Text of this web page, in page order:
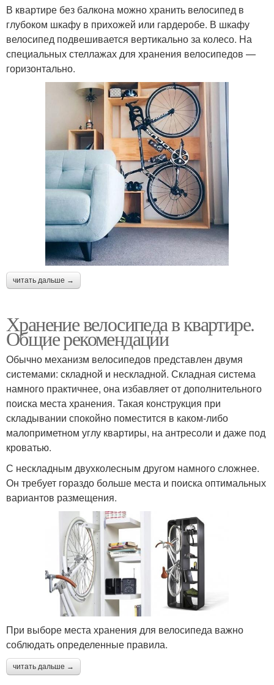
В квартире без балкона можно хранить велосипед в
глубоком шкафу в прихожей или гардеробе. В шкафу
велосипед подвешивается вертикально за колесо. На
специальных стеллажах для хранения велосипедов —
горизонтально.
читать дальше →
Хранение велосипеда в квартире.
Общие рекомендации
Обычно механизм велосипедов представлен двумя
системами: складной и нескладной. Складная система
намного практичнее, она избавляет от дополнительного
поиска места хранения. Такая конструкция при
складывании спокойно поместится в каком-либо
малоприметном углу квартиры, на антресоли и даже под
кроватью.
С нескладным двухколесным другом намного сложнее.
Он требует гораздо больше места и поиска оптимальных
вариантов размещения.
При выборе места хранения для велосипеда важно
соблюдать определенные правила.
читать дальше →